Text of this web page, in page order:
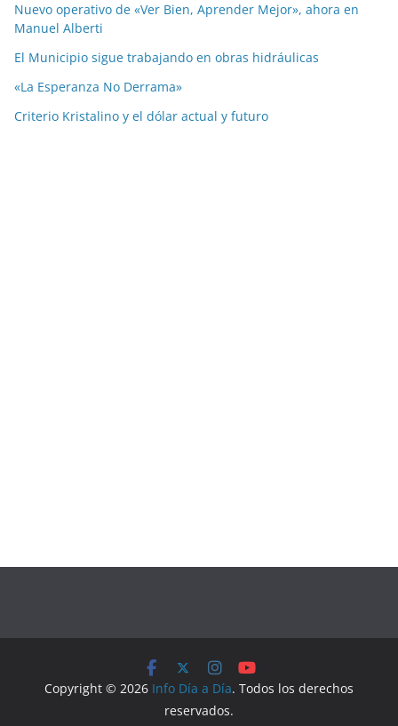
Nuevo operativo de «Ver Bien, Aprender Mejor», ahora en
Manuel Alberti
El Municipio sigue trabajando en obras hidráulicas
«La Esperanza No Derrama»
Criterio Kristalino y el dólar actual y futuro
Copyright © 2026 Info Día a Día. Todos los derechos
reservados.